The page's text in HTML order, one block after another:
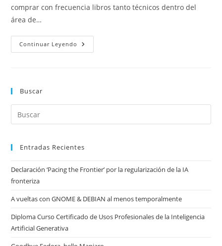
comprar con frecuencia libros tanto técnicos dentro del
área de…
Continuar Leyendo Lector
Libros
Buscar
Entradas Recientes
Declaración ‘Pacing the Frontier’ por la regularización de la IA
fronteriza
A vueltas con GNOME & DEBIAN al menos temporalmente
Diploma Curso Certificado de Usos Profesionales de la Inteligencia
Artificial Generativa